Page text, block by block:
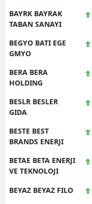
BAYRK BAYRAK
TABAN SANAYI
BEGYO BATI EGE
GMYO
BERA BERA
HOLDING
BESLR BESLER
GIDA
BESTE BEST
BRANDS ENERJI
BETAE BETA ENERJI
VE TEKNOLOJI
BEYAZ BEYAZ FILO